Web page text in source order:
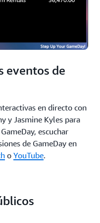
eventos de
en directo con
y Jasmine Kyles para
escuchar
de GameDay en
o YouTube.